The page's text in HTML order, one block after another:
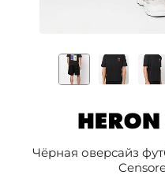
Чёрная оверсайз